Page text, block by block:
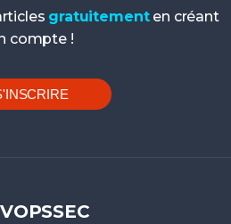
gratuitementen créant
compte !